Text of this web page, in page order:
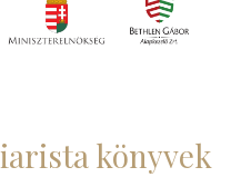
könyvek